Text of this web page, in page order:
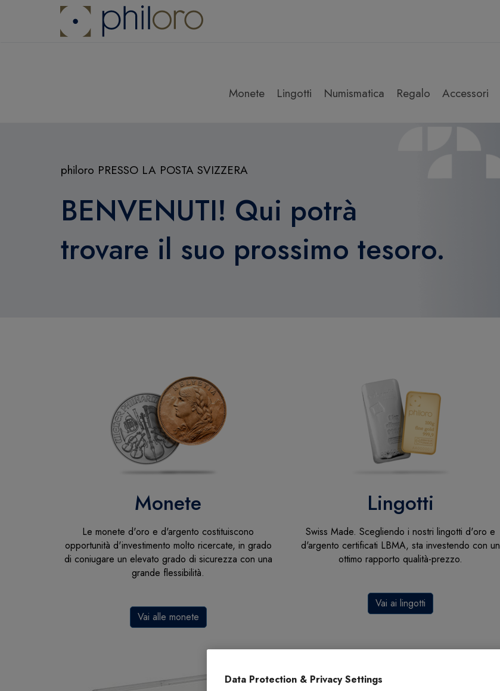
Monete Lingotti Numismatica Regalo Accessori
philoro PRESSO LA POSTA SVIZZERA
BENVENUTI! Qui potrà
trovare il suo prossimo tesoro.
Monete
Le monete d'oro e d'argento costituiscono
opportunità d'investimento molto ricercate, in grado
di coniugare un elevato grado di sicurezza con una
grande flessibilità.
Vai alle monete
Lingotti
Swiss Made. Scegliendo i nostri lingotti d'oro e
d'argento certificati LBMA, sta investendo con un
ottimo rapporto qualità-prezzo.
Vai ai lingotti
Data Protection & Privacy Settings